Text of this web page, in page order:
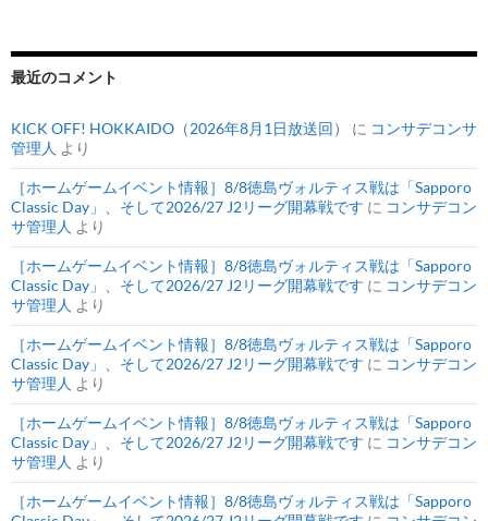
最近のコメント
KICK OFF! HOKKAIDO（2026年8月1日放送回） に コンサデコンサ
管理人 より
［ホームゲームイベント情報］8/8徳島ヴォルティス戦は「Sapporo
Classic Day」、そして2026/27 J2リーグ開幕戦です に コンサデコン
サ管理人 より
［ホームゲームイベント情報］8/8徳島ヴォルティス戦は「Sapporo
Classic Day」、そして2026/27 J2リーグ開幕戦です に コンサデコン
サ管理人 より
［ホームゲームイベント情報］8/8徳島ヴォルティス戦は「Sapporo
Classic Day」、そして2026/27 J2リーグ開幕戦です に コンサデコン
サ管理人 より
［ホームゲームイベント情報］8/8徳島ヴォルティス戦は「Sapporo
Classic Day」、そして2026/27 J2リーグ開幕戦です に コンサデコン
サ管理人 より
［ホームゲームイベント情報］8/8徳島ヴォルティス戦は「Sapporo